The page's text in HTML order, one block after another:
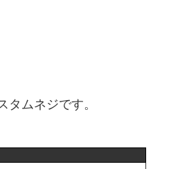
ムネジです。